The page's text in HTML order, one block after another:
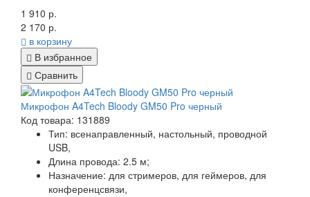
1 910 р.
2 170 р.
в корзину
В избранное
Сравнить
Микрофон A4Tech Bloody GM50 Pro черный
Код товара: 131889
Тип: всенаправленный, настольный, проводной
USB,
Длина провода: 2.5 м;
Назначение: для стримеров, для геймеров, для
конференцсвязи,